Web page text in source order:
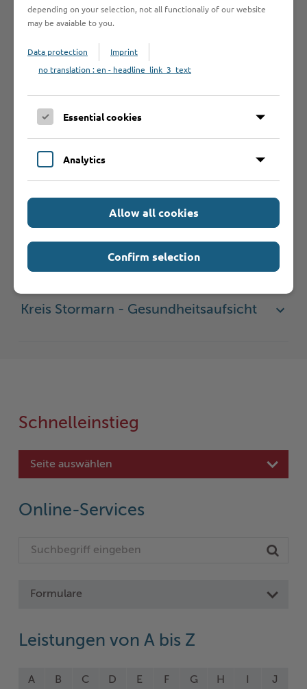
noch wissen?
Anträge /
Antragsfrist
Hilfe & Kontakt:
Kreis Stormarn - Gesundheitsaufsicht
Schnelleinstieg
Seite auswählen
Online-Services
Formulare
Leistungen von A bis Z
A B C D E F G H I J
depending on your selection, not all functionaliy of our website
may be avaiable to you.
Data protection
Imprint
no translation : en - headline_link_3_text
Essential cookies
Analytics
Allow all cookies
Confirm selection